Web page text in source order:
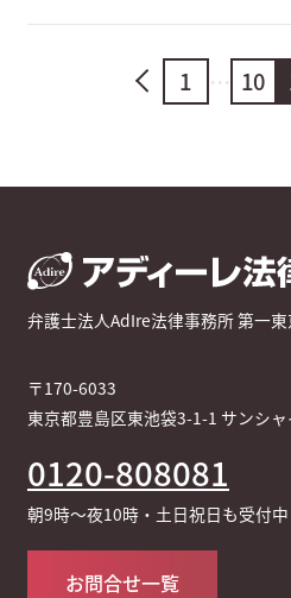
1 … 10
弁護士法人AdIre法律事務所 第一
〒170-6033
東京都豊島区東池袋3-1-1 サンシ
0120-808081
朝9時～夜10時・土日祝日も受付中
お問合せ一覧